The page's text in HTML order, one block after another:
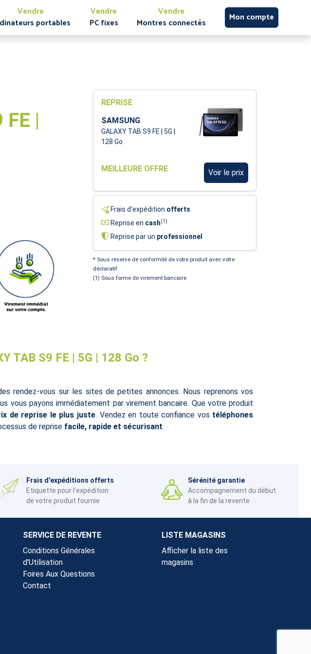
Vendre
portables
Vendre
PC fixes
Vendre
Montres connectés
Mon compte
|
REPRISE
SAMSUNG
GALAXY TAB S9 FE | 5G |
128 Go
MEILLEURE OFFRE Voir le prix
Frais d'expédition offerts
Reprise en cash(1)
Reprise par un professionnel
* Sous réserve de conformité de votre produit avec votre
déclaratif
(1) Sous forme de virement bancaire
TAB S9 FE | 5G | 128 Go ?
rendez-vous sur les sites de petites annonces. Nous reprenons vos
vous payons immédiatement par virement bancaire. Que votre produit
de reprise le plus juste. Vendez en toute confiance vos téléphones
de reprise facile, rapide et sécurisant.
Frais d'expéditions offerts
Etiquette pour l’expédition
de votre produit fournie
Sérénité garantie
Accompagnement du début
à la fin de la revente
SERVICE DE REVENTE
Conditions Générales
d'Utilisation
Foires Aux Questions
Contact
LISTE MAGASINS
Afficher la liste des
magasins